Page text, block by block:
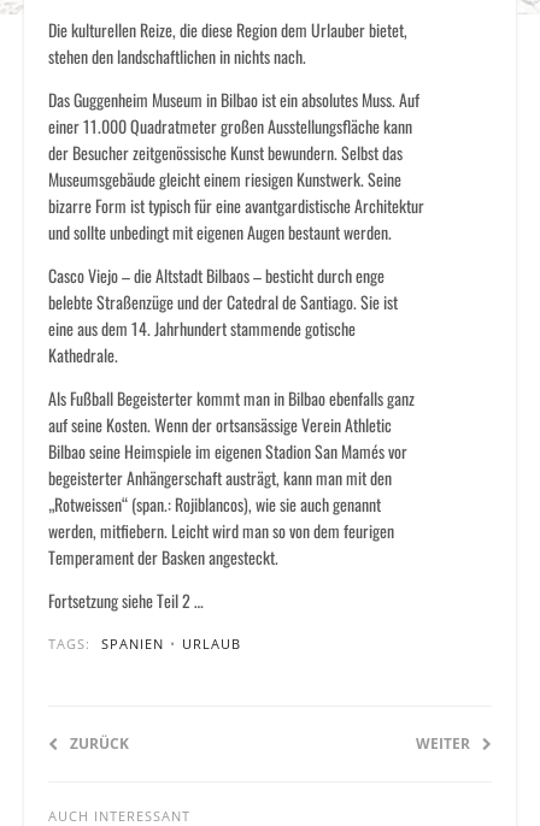
Die kulturellen Reize, die diese Region dem Urlauber bietet,
stehen den landschaftlichen in nichts nach.
Das Guggenheim Museum in Bilbao ist ein absolutes Muss. Auf
einer 11.000 Quadratmeter großen Ausstellungsfläche kann
der Besucher zeitgenössische Kunst bewundern. Selbst das
Museumsgebäude gleicht einem riesigen Kunstwerk. Seine
bizarre Form ist typisch für eine avantgardistische Architektur
und sollte unbedingt mit eigenen Augen bestaunt werden.
Casco Viejo – die Altstadt Bilbaos – besticht durch enge
belebte Straßenzüge und der Catedral de Santiago. Sie ist
eine aus dem 14. Jahrhundert stammende gotische
Kathedrale.
Als Fußball Begeisterter kommt man in Bilbao ebenfalls ganz
auf seine Kosten. Wenn der ortsansässige Verein Athletic
Bilbao seine Heimspiele im eigenen Stadion San Mamés vor
begeisterter Anhängerschaft austrägt, kann man mit den
„Rotweissen“ (span.: Rojiblancos), wie sie auch genannt
werden, mitfiebern. Leicht wird man so von dem feurigen
Temperament der Basken angesteckt.
Fortsetzung siehe Teil 2 …
TAGS: SPANIEN • URLAUB
ZURÜCK WEITER
AUCH INTERESSANT